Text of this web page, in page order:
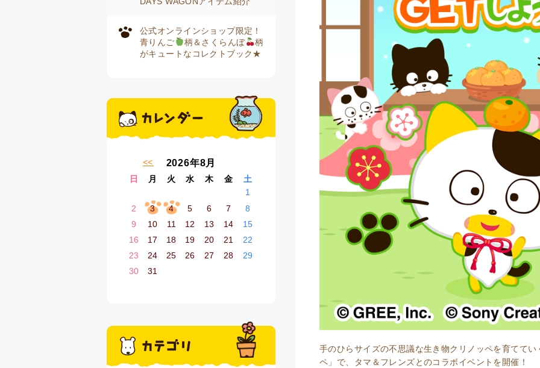
公式オンラインショップ限定！
青りんご
柄＆さくらんぼ
柄
がキュートなコレクトブック★
2026年8月
日 月 火 水 木 金 土
« 7月
1
2
3 4 5 6 7
8
9
10 11 12 13 14
15
16
17 18 19 20 21
22
23
24 25 26 27 28
29
30
31
手のひらサイズの不思議な生き物クリノッペを育てて
ペ」で、タマ＆フレンズとのコラボイベントを開催！